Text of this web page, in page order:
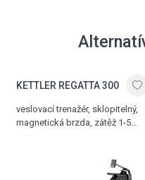
KETTLER REGATTA 300
veslovací trenažér, sklopitelný,
magnetická brzda, zátěž 1-5
setrvačník, hmotnost 55 kg,